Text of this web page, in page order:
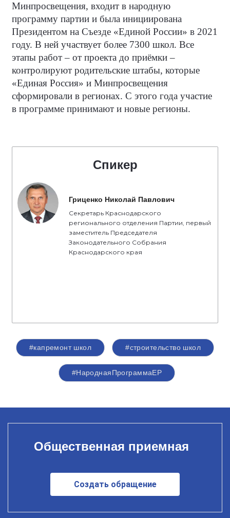
Минпросвещения, входит в народную
программу партии и была инициирована
Президентом на Съезде «Единой России» в 2021
году. В ней участвует более 7300 школ. Все
этапы работ – от проекта до приёмки –
контролируют родительские штабы, которые
«Единая Россия» и Минпросвещения
сформировали в регионах. С этого года участие
в программе принимают и новые регионы.
Спикер
Гриценко Николай Павлович
Секретарь Краснодарского
регионального отделения Партии, первый
заместитель Председателя
Законодательного Собрания
Краснодарского края
#капремонт школ #строительство школ
#НароднаяПрограммаЕР
Общественная приемная
Создать обращение